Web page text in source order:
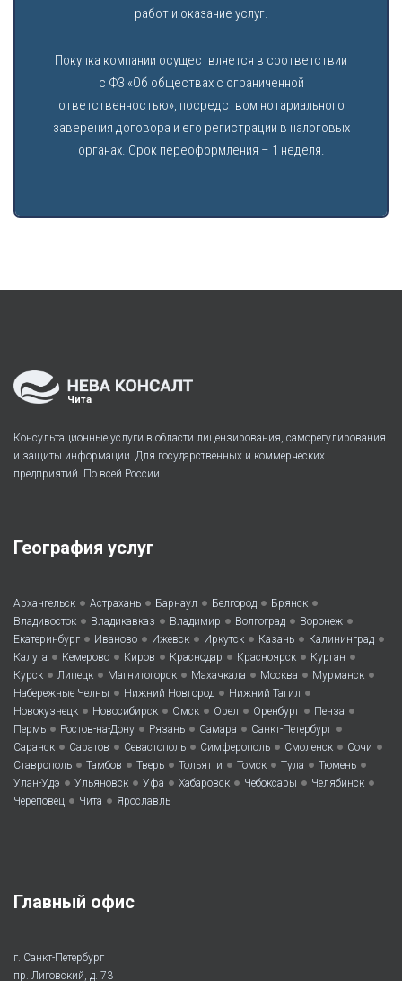
работ и оказание услуг.
Покупка компании осуществляется в соответствии
с ФЗ «Об обществах с ограниченной
ответственностью», посредством нотариального
заверения договора и его регистрации в налоговых
органах. Срок переоформления – 1 неделя.
Чита
Консультационные услуги в области лицензирования, саморегулирования
и защиты информации. Для государственных и коммерческих
предприятий. По всей России.
География услуг
Архангельск • Астрахань • Барнаул • Белгород • Брянск •
Владивосток • Владикавказ • Владимир • Волгоград • Воронеж •
Екатеринбург • Иваново • Ижевск • Иркутск • Казань • Калининград •
Калуга • Кемерово • Киров • Краснодар • Красноярск • Курган •
Курск • Липецк • Магнитогорск • Махачкала • Москва • Мурманск •
Набережные Челны • Нижний Новгород • Нижний Тагил •
Новокузнецк • Новосибирск • Омск • Орел • Оренбург • Пенза •
Пермь • Ростов-на-Дону • Рязань • Самара • Санкт-Петербург •
Саранск • Саратов • Севастополь • Симферополь • Смоленск • Сочи •
Ставрополь • Тамбов • Тверь • Тольятти • Томск • Тула • Тюмень •
Улан-Удэ • Ульяновск • Уфа • Хабаровск • Чебоксары • Челябинск •
Череповец • Чита • Ярославль
Главный офис
г. Санкт-Петербург
пр. Лиговский, д. 73